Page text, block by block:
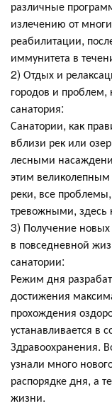
различные
излечению от
реабилитации,
иммунитета в
2) Отдых и
городов и проблем,
санатория:
Санатории, как
вблизи рек или
лесными
этим
реки, все
тревожными, здесь
3) Получение
в повседневной
санатории:
Режим дня
достижения
прохождения
устанавливается в
Здравоохранения.
узнали много
распорядке дня, а
жизни.